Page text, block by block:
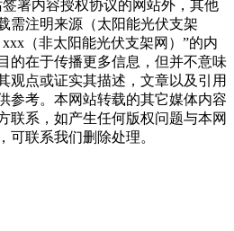
署内容授权协议的网站外，其他
需注明来源（太阳能光伏支架
（非太阳能光伏支架网）”的内
的在于传播更多信息，但并不意味
观点或证实其描述，文章以及引用
参考。本网站转载的其它媒体内容
联系，如产生任何版权问题与本网
可联系我们删除处理。